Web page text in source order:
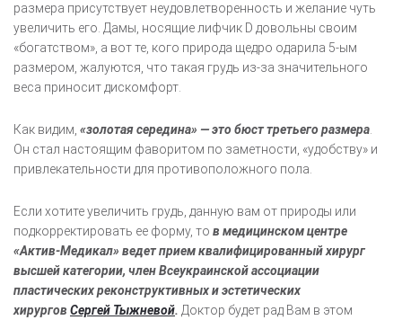
размера присутствует неудовлетворенность и желание чуть
увеличить его. Дамы, носящие лифчик D довольны своим
«богатством», а вот те, кого природа щедро одарила 5-ым
размером, жалуются, что такая грудь из-за значительного
веса приносит дискомфорт.
Как видим, «золотая середина» — это бюст третьего размера
Он стал настоящим фаворитом по заметности, «удобству» и
привлекательности для противоположного пола.
Если хотите увеличить грудь, данную вам от природы или
подкорректировать ее форму, то в медицинском центре
«Актив-Медикал» ведет прием квалифицированный хирург
высшей категории, член Всеукраинской ассоциации
пластических реконструктивных и эстетических
хирургов Сергей Тыжневой. Доктор будет рад Вам в этом